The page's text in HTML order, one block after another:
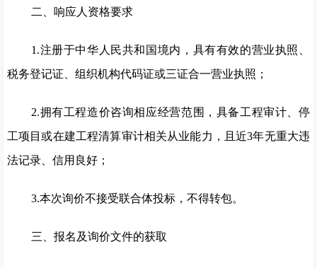
二、响应人资格要求
1.注册于中华人民共和国境内，具有有效的营业执照、
税务登记证、组织机构代码证或三证合一营业执照；
2.拥有工程造价咨询相应经营范围，具备工程审计、停
工项目或在建工程清算审计相关从业能力，且近3年无重大违
法记录、信用良好；
3.本次询价不接受联合体投标，不得转包。
三、报名及询价文件的获取